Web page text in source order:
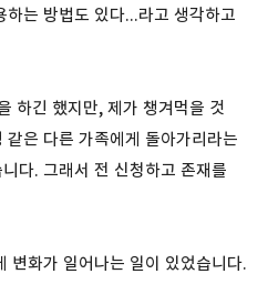
는 방법도 있다...라고 생각하고
하긴 했지만, 제가 챙겨먹을 것
은 다른 가족에게 돌아가리라는
다. 그래서 전 신청하고 존재를
변화가 일어나는 일이 있었습니다.